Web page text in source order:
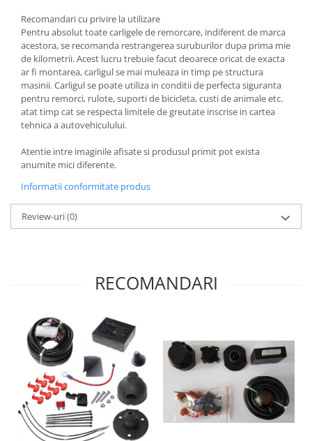
Recomandari cu privire la utilizare
Pentru absolut toate carligele de remorcare, indiferent de marca
acestora, se recomanda restrangerea suruburilor dupa prima mie
de kilometrii. Acest lucru trebuie facut deoarece oricat de exacta
ar fi montarea, carligul se mai muleaza in timp pe structura
masinii. Carligul se poate utiliza in conditii de perfecta siguranta
pentru remorci, rulote, suporti de bicicleta, custi de animale etc.
atat timp cat se respecta limitele de greutate inscrise in cartea
tehnica a autovehiculului.
Atentie intre imaginile afisate si produsul primit pot exista
anumite mici diferente.
Informatii conformitate produs
Review-uri(0)
RECOMANDARI